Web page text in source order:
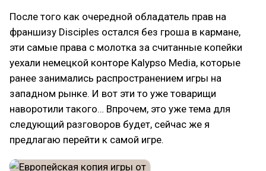
После того как очередной обладатель прав на
франшизу Disciples остался без гроша в кармане,
эти самые права с молотка за считанные копейки
уехали немецкой конторе Kalypso Media, которые
ранее занимались распространением игры на
западном рынке. И вот эти то уже товарищи
наворотили такого… Впрочем, это уже тема для
следующий разговоров будет, сейчас же я
предлагаю перейти к самой игре.